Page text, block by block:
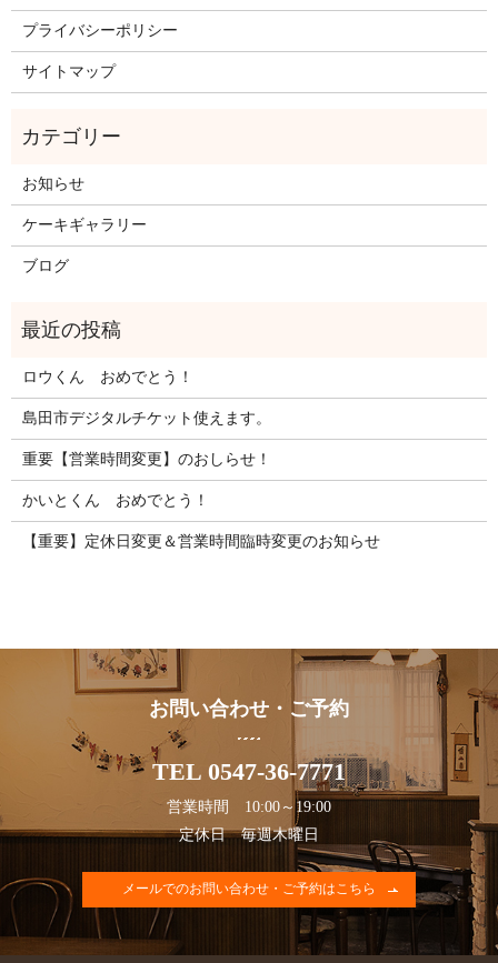
プライバシーポリシー
サイトマップ
お知らせ
ケーキギャラリー
ブログ
ロウくん おめでとう！
島田市デジタルチケット使えます。
重要【営業時間変更】のおしらせ！
かいとくん おめでとう！
【重要】定休日変更＆営業時間臨時変更のお知らせ
お問い合わせ・ご予約
TEL 0547-36-7771
営業時間 10:00～19:00
定休日 毎週木曜日
メールでのお問い合わせ・ご予約はこちら